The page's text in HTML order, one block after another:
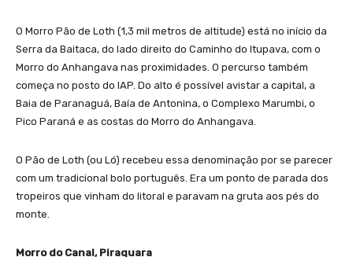
O Morro Pão de Loth (1,3 mil metros de altitude) está no início da
Serra da Baitaca, do lado direito do Caminho do Itupava, com o
Morro do Anhangava nas proximidades. O percurso também
começa no posto do IAP. Do alto é possível avistar a capital, a
Baia de Paranaguá, Baía de Antonina, o Complexo Marumbi, o
Pico Paraná e as costas do Morro do Anhangava.
O Pão de Loth (ou Ló) recebeu essa denominação por se parecer
com um tradicional bolo português. Era um ponto de parada dos
tropeiros que vinham do litoral e paravam na gruta aos pés do
monte.
Morro do Canal, Piraquara